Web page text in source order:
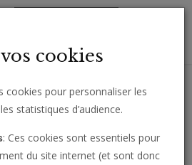
e-mail.
cookies
cookies pour personnaliser les
statistiques d’audience.
: Ces cookies sont essentiels pour
du site internet (et sont donc